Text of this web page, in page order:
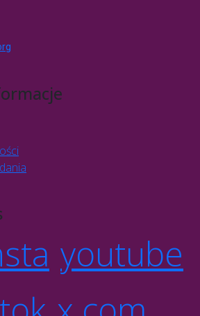
youtube